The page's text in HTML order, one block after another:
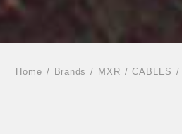
Home Brands MXR CABLES